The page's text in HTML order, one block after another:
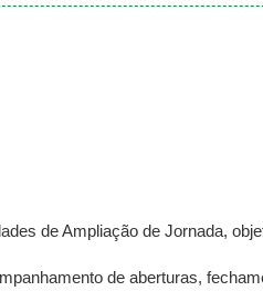
de Ampliação de Jornada,
de aberturas,